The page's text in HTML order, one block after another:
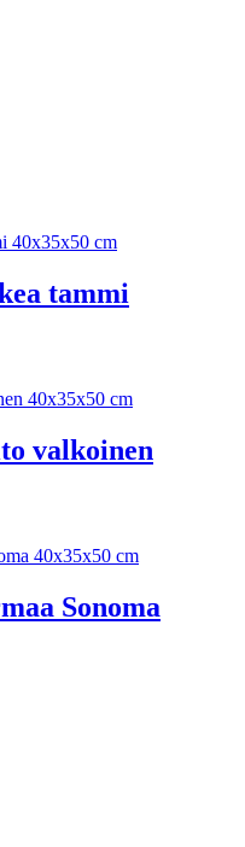
tammi
valkoinen
Sonoma